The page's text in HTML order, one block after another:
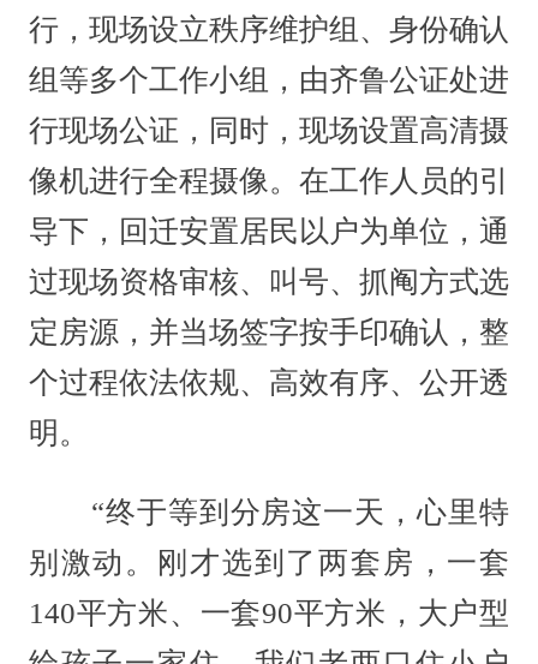
行，现场设立秩序维护组、身份确认
组等多个工作小组，由齐鲁公证处进
行现场公证，同时，现场设置高清摄
像机进行全程摄像。在工作人员的引
导下，回迁安置居民以户为单位，通
过现场资格审核、叫号、抓阄方式选
定房源，并当场签字按手印确认，整
个过程依法依规、高效有序、公开透
明。
“终于等到分房这一天，心里特
别激动。刚才选到了两套房，一套
140平方米、一套90平方米，大户型